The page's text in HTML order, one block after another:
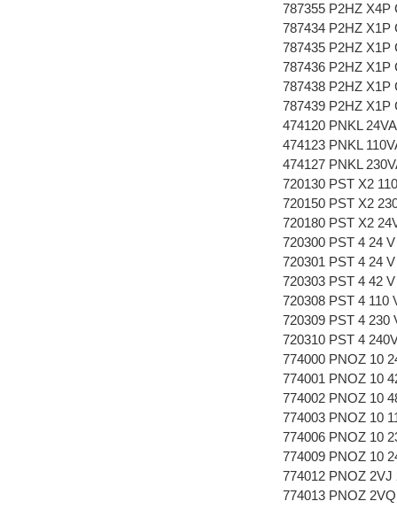
787355 P2HZ X4P
787434 P2HZ X1P
787435 P2HZ X1P
787436 P2HZ X1P
787438 P2HZ X1P
787439 P2HZ X1P
474120 PNKL
474123 PNKL
474127 PNKL
720130 PST X2
720150 PST X2
720180 PST X2
720300 PST 4 24
720301 PST 4 24
720303 PST 4 42
720308 PST 4 110
720309 PST 4 230
720310 PST 4
774000 PNOZ 10
774001 PNOZ 10
774002 PNOZ 10
774003 PNOZ 10
774006 PNOZ 10
774009 PNOZ 10
774012 PNOZ 2VJ
774013 PNOZ